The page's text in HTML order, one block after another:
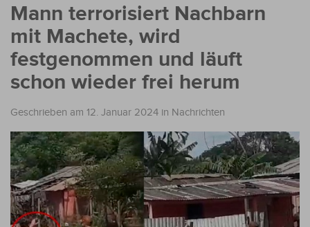
Mann terrorisiert Nachbarn
mit Machete, wird
festgenommen und läuft
schon wieder frei herum
Geschrieben am 12. Januar 2024 in Nachrichten